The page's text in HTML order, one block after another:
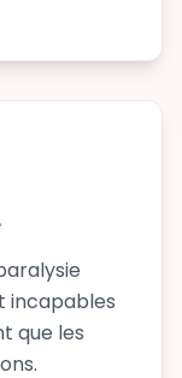
incapables
que les